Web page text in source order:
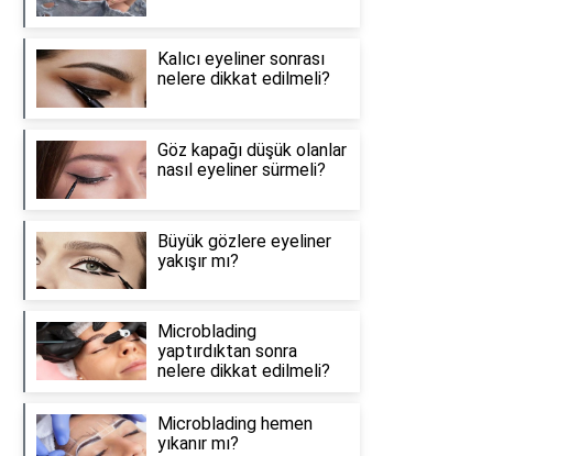
Kalıcı eyeliner sonrası
nelere dikkat edilmeli?
Göz kapağı düşük olanlar
nasıl eyeliner sürmeli?
Büyük gözlere eyeliner
yakışır mı?
Microblading
yaptırdıktan sonra
nelere dikkat edilmeli?
Microblading hemen
yıkanır mı?